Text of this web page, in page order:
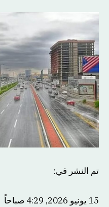
تم النشر في:
15 يونيو 2026, 4:29 صباحاً